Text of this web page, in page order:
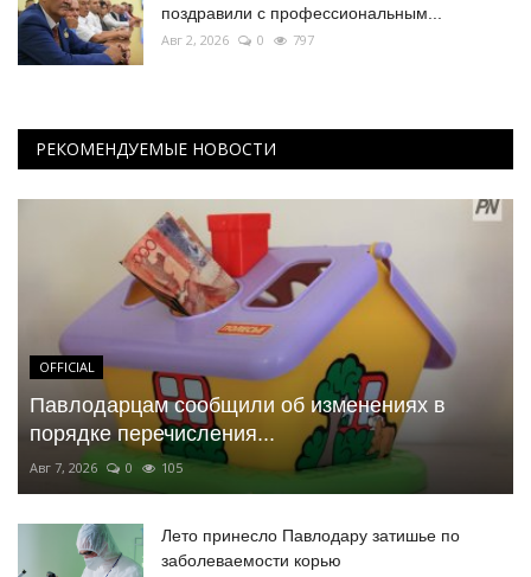
поздравили с профессиональным...
Авг 2, 2026 0 797
РЕКОМЕНДУЕМЫЕ НОВОСТИ
OFFICIAL
Павлодарцам сообщили об изменениях в
порядке перечисления...
Авг 7, 2026 0 105
Лето принесло Павлодару затишье по
заболеваемости корью